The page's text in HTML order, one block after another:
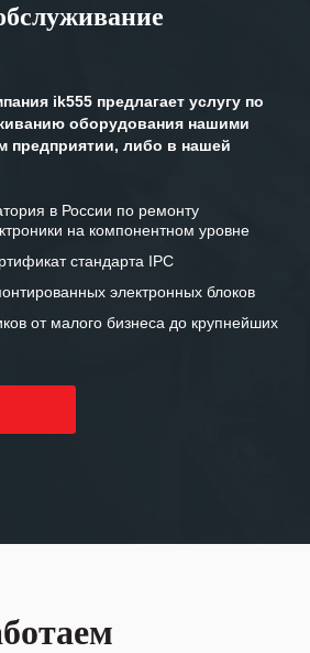
хочется отметить высокую
помочь в самых сложных
высоко ценим сложившиеся
партнерские
и искренне желаем
компании «555» долгих
успеха и процветания.
ik555 предлагает услугу по
оборудования нашими
предприятии, либо в нашей
в России по ремонту
на компонентном уровне
стандарта IPC
электронных блоков
от малого бизнеса до крупнейших